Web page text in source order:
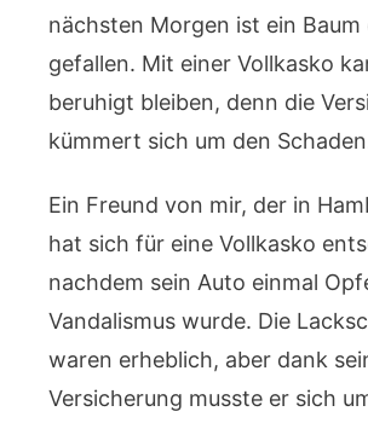
nächsten Morgen ist ein Baum
gefallen. Mit einer Vollkasko
beruhigt bleiben, denn die
kümmert sich um den
Ein Freund von mir, der in
hat sich für eine Vollkasko
nachdem sein Auto einmal
Vandalismus wurde. Die
waren erheblich, aber dank
Versicherung musste er sich